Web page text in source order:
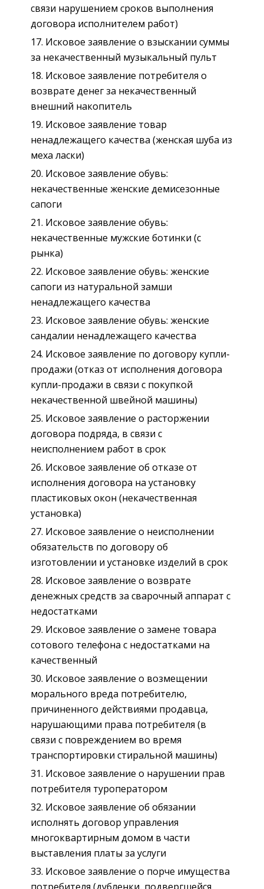
связи нарушением сроков выполнения
договора исполнителем работ)
Исковое заявление о взыскании суммы
за некачественный музыкальный пульт
Исковое заявление потребителя о
возврате денег за некачественный
внешний накопитель
Исковое заявление товар
ненадлежащего качества (женская шуба из
меха ласки)
Исковое заявление обувь:
некачественные женские демисезонные
сапоги
Исковое заявление обувь:
некачественные мужские ботинки (с
рынка)
Исковое заявление обувь: женские
сапоги из натуральной замши
ненадлежащего качества
Исковое заявление обувь: женские
сандалии ненадлежащего качества
Исковое заявление по договору купли-
продажи (отказ от исполнения договора
купли-продажи в связи с покупкой
некачественной швейной машины)
Исковое заявление о расторжении
договора подряда, в связи с
неисполнением работ в срок
Исковое заявление об отказе от
исполнения договора на установку
пластиковых окон (некачественная
установка)
Исковое заявление о неисполнении
обязательств по договору об
изготовлении и установке изделий в срок
Исковое заявление о возврате
денежных средств за сварочный аппарат с
недостатками
Исковое заявление о замене товара
сотового телефона с недостатками на
качественный
Исковое заявление о возмещении
морального вреда потребителю,
причиненного действиями продавца,
нарушающими права потребителя (в
связи с повреждением во время
транспортировки стиральной машины)
Исковое заявление о нарушении прав
потребителя туроператором
Исковое заявление об обязании
исполнять договор управления
многоквартирным домом в части
выставления платы за услуги
Исковое заявление о порче имущества
потребителя (дубленки, подвергшейся